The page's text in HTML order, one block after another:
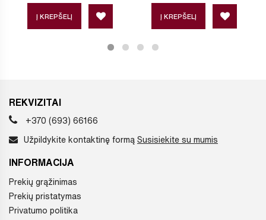
Į KREPŠELĮ Į KREPŠELĮ
REKVIZITAI
+370 (693) 66166
Užpildykite kontaktinę formą Susisiekite su mumis
INFORMACIJA
Prekių grąžinimas
Prekių pristatymas
Privatumo politika